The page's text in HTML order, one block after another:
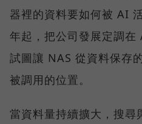
器裡的資料要如何被 AI
年起，把公司發展定調在
試圖讓 NAS 從資料保存
被調用的位置。
當資料量持續擴大，搜尋